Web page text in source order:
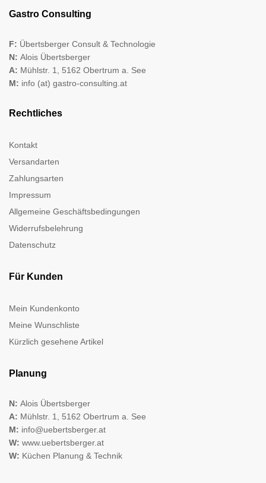
Gastro Consulting
F: Übertsberger Consult & Technologie
N: Alois Übertsberger
A: Mühlstr. 1, 5162 Obertrum a. See
M: info (at) gastro-consulting.at
Rechtliches
Kontakt
Versandarten
Zahlungsarten
Impressum
Allgemeine Geschäftsbedingungen
Widerrufsbelehrung
Datenschutz
Für Kunden
Mein Kundenkonto
Meine Wunschliste
Kürzlich gesehene Artikel
Planung
N: Alois Übertsberger
A: Mühlstr. 1, 5162 Obertrum a. See
M: info@uebertsberger.at
W: www.uebertsberger.at
W: Küchen Planung & Technik